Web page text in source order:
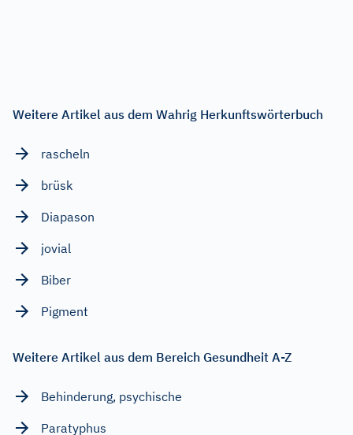
Weitere Artikel aus dem Wahrig Herkunftswörterbuch
rascheln
brüsk
Diapason
jovial
Biber
Pigment
Weitere Artikel aus dem Bereich Gesundheit A-Z
Behinderung, psychische
Paratyphus